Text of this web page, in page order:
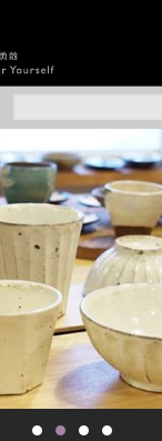
觀點專欄
焦點企劃
社會企業
認識我們